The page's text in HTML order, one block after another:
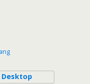
Desktop